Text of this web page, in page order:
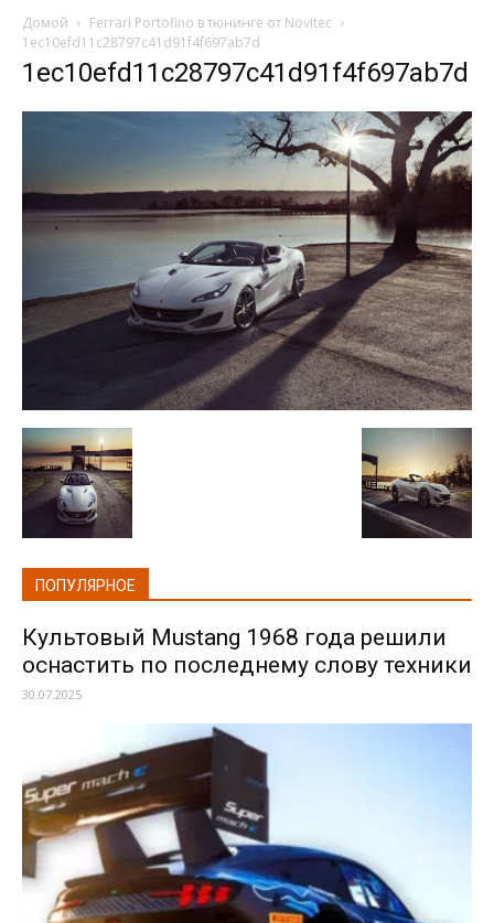
Домой
Ferrari Portofino в тюнинге от Novitec
1ec10efd11c28797c41d91f4f697ab7d
1ec10efd11c28797c41d91f4f697ab7d
ПОПУЛЯРНОЕ
Культовый Mustang 1968 года решили
оснастить по последнему слову техники
30.07.2025